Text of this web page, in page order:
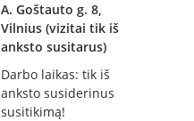
A. Goštauto g. 8,
Vilnius (vizitai tik iš
anksto susitarus)
Darbo laikas: tik iš
anksto susiderinus
susitikimą!